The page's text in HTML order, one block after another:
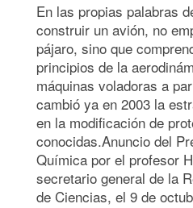
En las propias palabras
construir un avión, no
pájaro, sino que
principios de la
máquinas voladoras a
cambió ya en 2003 la
en la modificación de
conocidas.Anuncio del
Química por el profesor
secretario general de la
de Ciencias, el 9 de